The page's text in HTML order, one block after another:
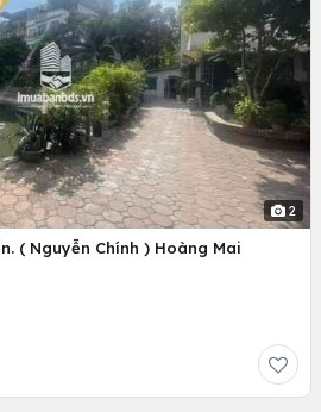
2
( Nguyễn Chính ) Hoàng Mai